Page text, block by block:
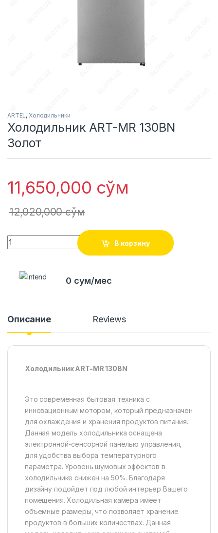
ARTEL,Холодильники
Холодильник ART-MR 130BN
Золот
11,650,000 сўм
12,020,000сўм
Quantity
В корзину
0 сум/мес
Описание Reviews
Холодильник ART-MR 130BN
Это современная бытовая техника с
инновационным мотором, который предназначен
для охлаждения и хранения продуктов питания.
Данная модель холодильника оснащена
электронной-сенсорной панелью управления,
для удобства выбора температурного
параметра. Уровень шумовых эффектов в
холодильнике снижен на 50%. Благодаря
дизайну подойдет под любой интерьер Вашего
помещения. Холодильная камера имеет
объемные размеры, что позволяет хранение
продуктов в больших количествах. Данная